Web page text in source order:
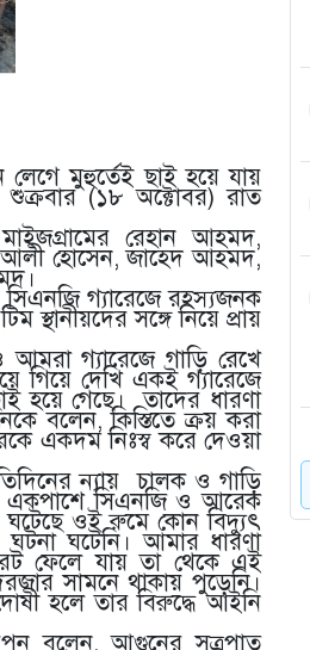
মুহুর্তেই ছাই হয়ে যায়
(১৮ অক্টোবর) রাত
রেহান আহমদ,
আলী হোসেন, জাহেদ আহমদ,
গ্যারেজে রহস্যজনক
স্থানীয়দের সঙ্গে নিয়ে প্রায়
আমরা গ্যারেজে গাড়ি রেখে
গিয়ে দেখি একই গ্যারেজে
হয়ে গেছে। তাদের ধারণা
বলেন, কিস্তিতে ক্রয় করা
একদম নিঃস্ব করে দেওয়া
ন্যায় চালক ও গাড়ি
একপাশে সিএনজি ও আরেক
ঘটেছে ওই রুমে কোন বিদ্যুৎ
ঘটেনি। আমার ধারণা
ফেলে যায় তা থেকে এই
সামনে থাকায় পুড়েনি।
হলে তার বিরুদ্ধে আইনি
বলেন, আগুনের সূত্রপাত